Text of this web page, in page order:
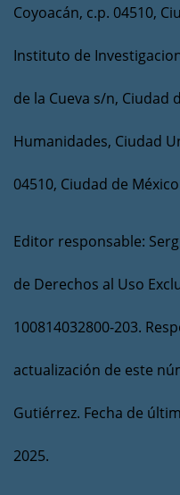
Coyoacán, c.p. 04510,
Instituto de
de la Cueva s/n, Ciudad
Humanidades, Ciudad
04510, Ciudad de
Editor responsable:
de Derechos al Uso
100814032800-203.
actualización de este
Gutiérrez. Fecha de
2025.